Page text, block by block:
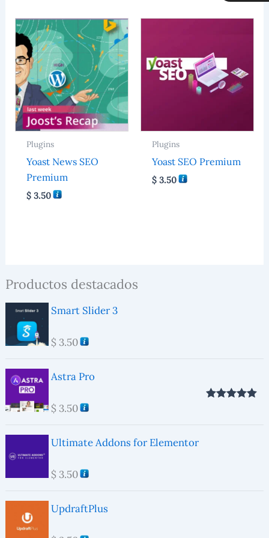
Plugins
Yoast News SEO
Premium
$3.50
Plugins
Yoast SEO Premium
$ 3.50
Productos destacados
Smart Slider 3
$3.50
Astra Pro
$3.50
Ultimate Addons for Elementor
$3.50
UpdraftPlus
MLC